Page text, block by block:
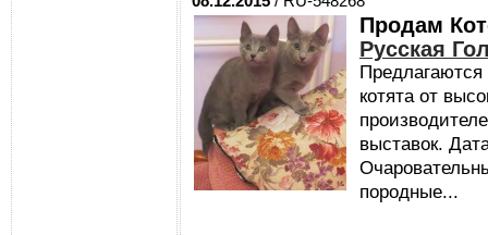
Продам
Русская
Предлагаются
котята от
выставок.
породные...